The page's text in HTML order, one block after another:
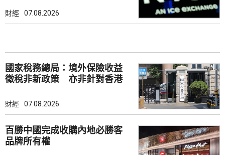
財經 07.08.2026
國家稅務總局：境外保險收益
徵稅非新政策 亦非針對香港
財經 07.08.2026
百勝中國完成收購內地必勝客
品牌所有權